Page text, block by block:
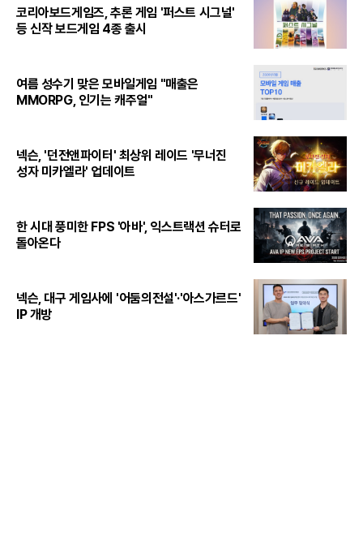
코리아보드게임즈, 추론 게임 '퍼스트 시그널'
등 신작 보드게임 4종 출시
여름 성수기 맞은 모바일게임 "매출은
MMORPG, 인기는 캐주얼"
넥슨, '던전앤파이터' 최상위 레이드 '무너진
성자 미카엘라' 업데이트
한 시대 풍미한 FPS '아바', 익스트랙션 슈터로
돌아온다
넥슨, 대구 게임사에 '어둠의전설'·'아스가르드'
IP 개방